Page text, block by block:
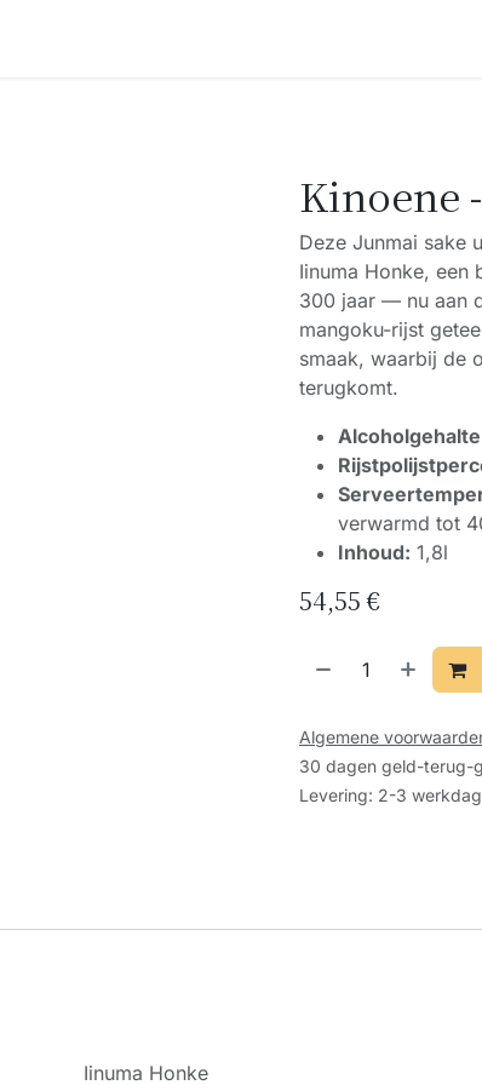
Kinoene
Deze Junmai sake
Iinuma Honke, een
300 jaar — nu aan
mangoku-rijst
smaak, waarbij de
terugkomt.
verwarmd tot
Inhoud: 1,8l
54,55€
Algemene
30 dagen geld-terug-
Levering: 2-3
Iinuma Honke